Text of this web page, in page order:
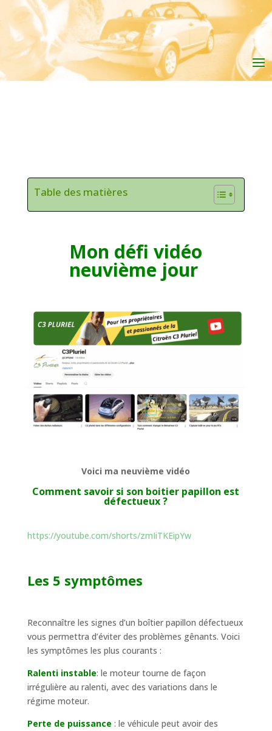
Table des matières
Mon défi vidéo
neuvième jour
Voici ma neuvième vidéo
Comment savoir si son boitier papillon est
défectueux ?
https://youtube.com/shorts/zmIiTKEipYw
Les 5 symptômes
Reconnaître les signes d’un boîtier papillon défectueux
vous permettra d’éviter des problèmes gênants. Voici
les symptômes les plus courants :
Ralenti instable: le moteur tourne de façon
irrégulière au ralenti, avec des variations dans le
régime moteur.
Perte de puissance : le véhicule peut avoir des